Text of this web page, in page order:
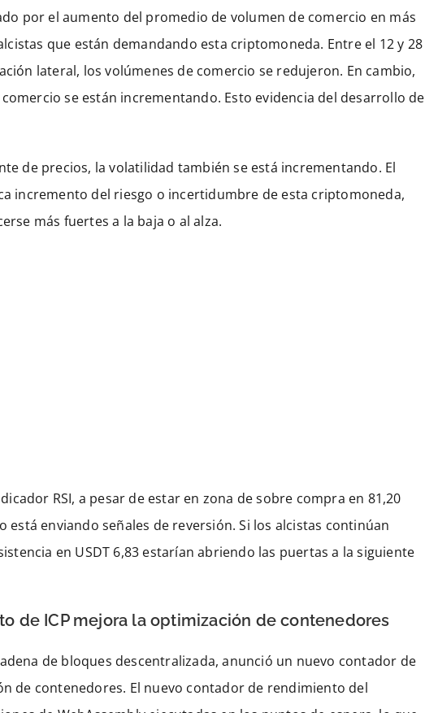
por el aumento del promedio de volumen de comercio en más
que están demandando esta criptomoneda. Entre el 12 y 28
lateral, los volúmenes de comercio se redujeron. En cambio,
se están incrementando. Esto evidencia del desarrollo de
de precios, la volatilidad también se está incrementando. El
incremento del riesgo o incertidumbre de esta criptomoneda,
más fuertes a la baja o al alza.
RSI, a pesar de estar en zona de sobre compra en 81,20
enviando señales de reversión. Si los alcistas continúan
en USDT 6,83 estarían abriendo las puertas a la siguiente
de ICP mejora la optimización de contenedores
de bloques descentralizada, anunció un nuevo contador de
de contenedores. El nuevo contador de rendimiento del